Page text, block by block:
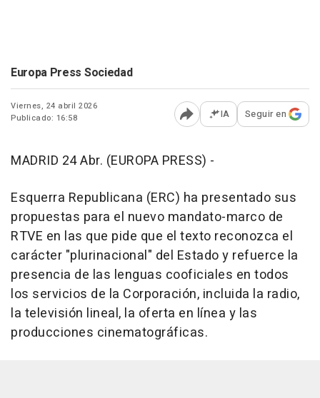
Europa Press Sociedad
Viernes, 24 abril 2026
Publicado: 16:58
Abrir opciones para
IA Seguir en
MADRID 24 Abr. (EUROPA PRESS) -
Esquerra Republicana (ERC) ha presentado sus
propuestas para el nuevo mandato-marco de
RTVE en las que pide que el texto reconozca el
carácter "plurinacional" del Estado y refuerce la
presencia de las lenguas cooficiales en todos
los servicios de la Corporación, incluida la radio,
la televisión lineal, la oferta en línea y las
producciones cinematográficas.